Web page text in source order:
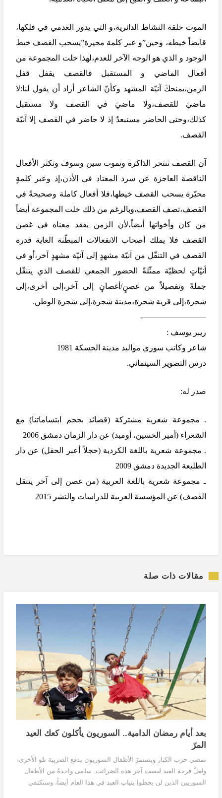
الموت حلقة النشاط الدائرية،و التي يدور العدمي في فلكها،
قابضاً خيطه، وحين”و عبر كلمة محيرة”يسحب القصف خيط
الوجود و الذي هو الوجه الآخر للعدم،لهذا خلت المجموعة من
أفعال الماضي و المستقبل فالقصف يقفل قفل
الزمن،يمنحكَ آنيّة المشهد وكأنّ الشاعر أراد أن يقول لنا:لا
ماضيَ للقصف،ولا ماضيَ في القصف ولا مستقبل
كذلك،وحتى الحاضر مستبعدٌ إذ لا حاضر في القصف إلا آنيّة
القصف.
آن القصف تنتحر الذاكرة وتموت سين وسوف وتكثر الأفعال
الناقصة العاجزة عن سرد المعتاد في الأذن،إذ وعبر كلمةٍ
محيّرة يسحب القصف خيطها،فلا أفعال كاملة وصحيحةً في
القصف،تصف القصف،وبالرغم من ذلك خلت المجموعة أيضاً
من كان وأخواتها أيضاً،لأن الزمن يفقد معناه في غصن
القصف فلا يملك أصحاب الانفعالات المبطّنة الغاية قدرة
القصف في التنقّل من آنيّة مشهدٍ إلى آنيّة مشهدٍ آخر،أو في
أنيّاتٍ لحظيّة ممثّلةً الحضور الجمعي للقصف الذي يتنقّل
جملةً وتفصيلاً من غصنٍ/أغصانٍ إلى آخر،إلى أخرى،إلى
شجرة،إلى قرية شجرة،مدينة شجرة،إلى شجرة الوطن.
————————-
ريبر يوسف :
شاعر وكاتب سوري مواليد مدينة الحسكة 1981
درس التصوير السينمائي.
صدر له:
. مجموعة شعرية مشتركة (قصائد بحجم ابتساماتنا) مع
الشعراء (أمير الحسين، أوميد) عن دار الزمان دمشق 2006
. مجموعة شعرية باللغة الكردية (حجلاً أعبر الحقل) عن دار
الطليعة الجديدة دمشق 2009
ـ مجموعة شعرية باللغة العربية (من غصن إلى آخر يتنقل
القصف) عن المؤسسة العربية للدراسات والنشر 2015
مقالات ذات صلة
بعد أيام رمضان الدامية.. السوريون يأكلون كعك العيد
المرّ
تمضي حرب الكبار ويستمرّ الأطفال السوريون بدفع الضريبة تلو الأخرى،
ولعلّ فرحة العيد ليست آخر هذه الضرائب. سلمى واحدةٌ من الأطفال
السوريين الذين لن يحظوا بثياب العيد في هذا العام أيضاً، وستكتفي